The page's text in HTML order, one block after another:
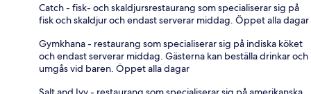
Catch - fisk- och skaldjursrestaurang som specialiserar sig på
fisk och skaldjur och endast serverar middag. Öppet alla dagar
Gymkhana - restaurang som specialiserar sig på indiska köket
och endast serverar middag. Gästerna kan beställa drinkar och
umgås vid baren. Öppet alla dagar